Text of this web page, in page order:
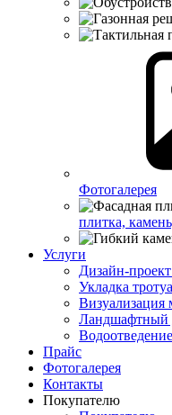
Фотогалерея
плитка,
Услуги
Дизайн-
Укладка
Визуализация
Ландшафтный
Водоотведение
Прайс
Фотогалерея
Контакты
Покупателю